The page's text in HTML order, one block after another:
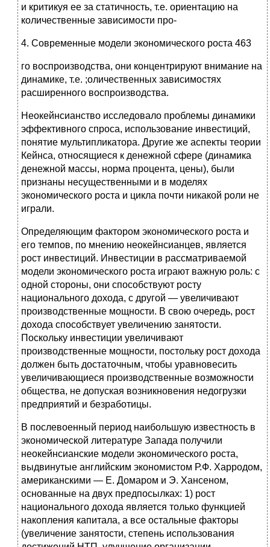
и критикуя ее за статичность, т.е. ориентацию на
количественные зависимости про-
4. Современные модели экономического роста 463
го воспроизводства, они концентрируют внимание на
динамике, т.е. ;оличественных зависимостях
расширенного воспроизводства.
Неокейнсианство исследовало проблемы динамики
эффективного спроса, использование инвестиций,
понятие мультипликатора. Другие же аспекты теории
Кейнса, относящиеся к денежной сфере (динамика
денежной массы, норма процента, цены), были
признаны несущественными и в моделях
экономического роста и цикла почти никакой роли не
играли.
Определяющим фактором экономического роста и
его темпов, по мнению неокейнсианцев, является
рост инвестиций. Инвестиции в рассматриваемой
модели экономического роста играют важную роль: с
одной стороны, они способствуют росту
национального дохода, с другой — увеличивают
производственные мощности. В свою очередь, рост
дохода способствует увеличению занятости.
Поскольку инвестиции увеличивают
производственные мощности, постольку рост дохода
должен быть достаточным, чтобы уравновесить
увеличивающиеся производственные возможности
общества, не допуская возникновения недогрузки
предприятий и безработицы.
В послевоенный период наибольшую известность в
экономической литературе Запада получили
неокейнсианские модели экономического роста,
выдвинутые английским экономистом Р.Ф. Харродом,
американскими — Е. Домаром и Э. Хансеном,
основанные на двух предпосылках: 1) рост
национального дохода является только функцией
накопления капитала, а все остальные факторы
(увеличение занятости, степень использования